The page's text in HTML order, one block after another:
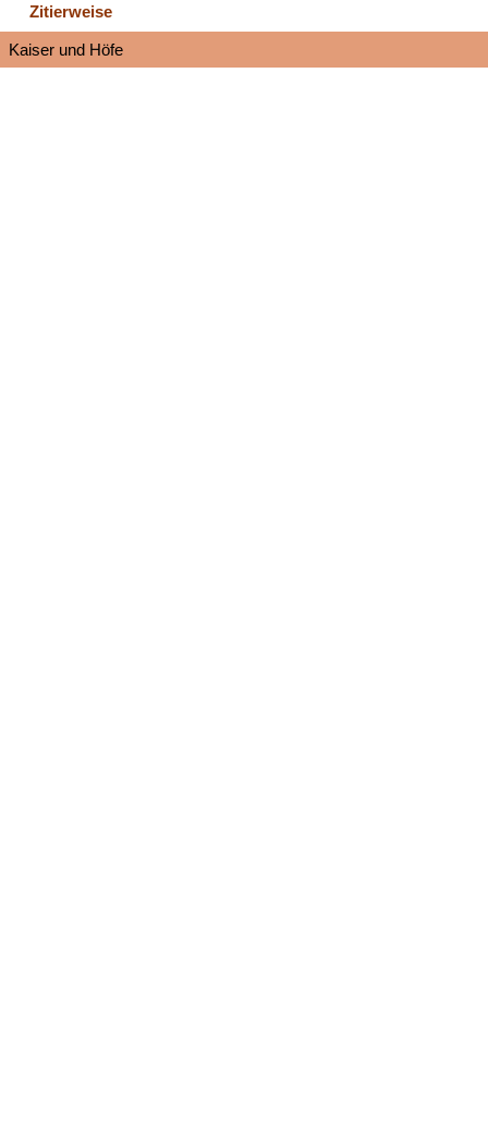
Zitierweise
Kaiser und Höfe